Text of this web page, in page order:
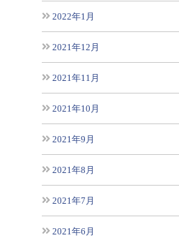
2022年1月
2021年12月
2021年11月
2021年10月
2021年9月
2021年8月
2021年7月
2021年6月